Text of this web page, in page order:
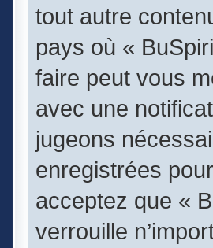
tout autre
pays où «
faire peut vous
avec une
jugeons
enregistrées
acceptez que «
verrouille